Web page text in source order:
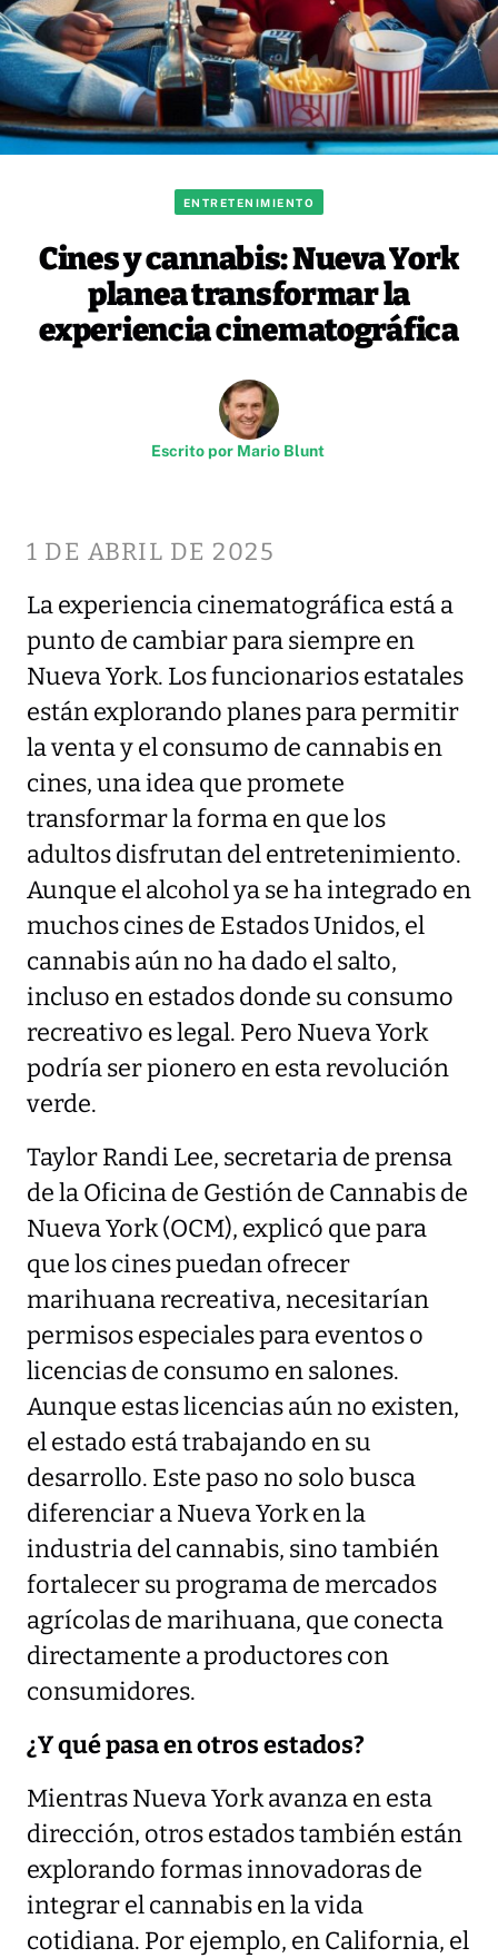
ENTRETENIMIENTO
Cines y cannabis: Nueva York
planea transformar la
experiencia cinematográfica
Escrito por Mario Blunt
1 DE ABRIL DE 2025
La experiencia cinematográfica está a
punto de cambiar para siempre en
Nueva York. Los funcionarios estatales
están explorando planes para permitir
la venta y el consumo de cannabis en
cines, una idea que promete
transformar la forma en que los
adultos disfrutan del entretenimiento.
Aunque el alcohol ya se ha integrado en
muchos cines de Estados Unidos, el
cannabis aún no ha dado el salto,
incluso en estados donde su consumo
recreativo es legal. Pero Nueva York
podría ser pionero en esta revolución
verde.
Taylor Randi Lee, secretaria de prensa
de la Oficina de Gestión de Cannabis de
Nueva York (OCM), explicó que para
que los cines puedan ofrecer
marihuana recreativa, necesitarían
permisos especiales para eventos o
licencias de consumo en salones.
Aunque estas licencias aún no existen,
el estado está trabajando en su
desarrollo. Este paso no solo busca
diferenciar a Nueva York en la
industria del cannabis, sino también
fortalecer su programa de mercados
agrícolas de marihuana, que conecta
directamente a productores con
consumidores.
¿Y qué pasa en otros estados?
Mientras Nueva York avanza en esta
dirección, otros estados también están
explorando formas innovadoras de
integrar el cannabis en la vida
cotidiana. Por ejemplo, en California, el